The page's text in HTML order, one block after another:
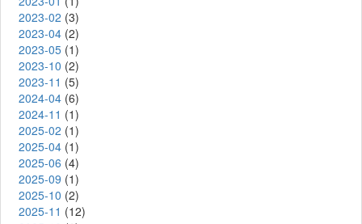
2023-02 (3)
2023-04 (2)
2023-05 (1)
2023-10 (2)
2023-11 (5)
2024-04 (6)
2024-11 (1)
2025-02 (1)
2025-04 (1)
2025-06 (4)
2025-09 (1)
2025-10 (2)
2025-11 (12)